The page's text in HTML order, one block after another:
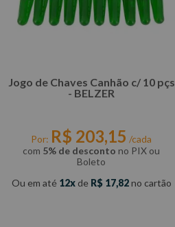
Jogo de Chaves Canhão c/ 10 pçs
- BELZER
Por: R$ 203,15 /cada
com 5% de desconto no PIX ou
Boleto
Ou em até 12 de R$ 17,82no cartão